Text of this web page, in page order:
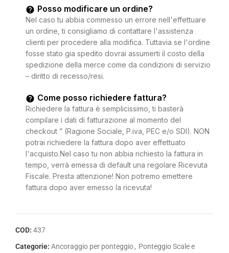
Posso modificare un ordine?
Nel caso tu abbia commesso un errore nell'effettuare
un ordine, ti consigliamo di contattare l'assistenza
clienti per procedere alla modifica. Tuttavia se l'ordine
fosse stato gia spedito dovrai assumerti il costo della
spedizione della merce come da condizioni di servizio
– diritto di recesso/resi.
Come posso richiedere fattura?
Richiedere la fattura è semplicissimo, ti basterà
compilare i dati di fatturazione al momento del
checkout ” (Ragione Sociale, P.iva, PEC e/o SDI). NON
potrai richiedere la fattura dopo aver effettuato
l'acquisto.Nel caso tu non abbia richiesto la fattura in
tempo, verrà emessa di default una regolare Ricevuta
Fiscale. Presta attenzione! Non potremo emettere
fattura dopo aver emesso la ricevuta!
COD: 437
Categorie: Ancoraggio per ponteggio, Ponteggio Scale e